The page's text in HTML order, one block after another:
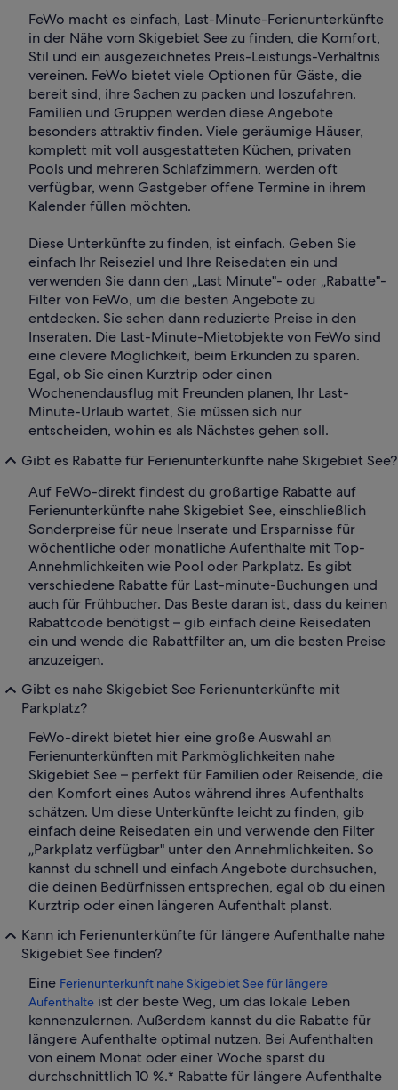
FeWo macht es einfach, Last-Minute-Ferienunterkünfte
in der Nähe vom Skigebiet See zu finden, die Komfort,
Stil und ein ausgezeichnetes Preis-Leistungs-Verhältnis
vereinen. FeWo bietet viele Optionen für Gäste, die
bereit sind, ihre Sachen zu packen und loszufahren.
Familien und Gruppen werden diese Angebote
besonders attraktiv finden. Viele geräumige Häuser,
komplett mit voll ausgestatteten Küchen, privaten
Pools und mehreren Schlafzimmern, werden oft
verfügbar, wenn Gastgeber offene Termine in ihrem
Kalender füllen möchten.
Diese Unterkünfte zu finden, ist einfach. Geben Sie
einfach Ihr Reiseziel und Ihre Reisedaten ein und
verwenden Sie dann den „Last Minute"- oder „Rabatte"-
Filter von FeWo, um die besten Angebote zu
entdecken. Sie sehen dann reduzierte Preise in den
Inseraten. Die Last-Minute-Mietobjekte von FeWo sind
eine clevere Möglichkeit, beim Erkunden zu sparen.
Egal, ob Sie einen Kurztrip oder einen
Wochenendausflug mit Freunden planen, Ihr Last-
Minute-Urlaub wartet, Sie müssen sich nur
entscheiden, wohin es als Nächstes gehen soll.
Gibt es Rabatte für Ferienunterkünfte nahe Skigebiet See?
Auf FeWo-direkt findest du großartige Rabatte auf
Ferienunterkünfte nahe Skigebiet See, einschließlich
Sonderpreise für neue Inserate und Ersparnisse für
wöchentliche oder monatliche Aufenthalte mit Top-
Annehmlichkeiten wie Pool oder Parkplatz. Es gibt
verschiedene Rabatte für Last-minute-Buchungen und
auch für Frühbucher. Das Beste daran ist, dass du keinen
Rabattcode benötigst – gib einfach deine Reisedaten
ein und wende die Rabattfilter an, um die besten Preise
anzuzeigen.
Gibt es nahe Skigebiet See Ferienunterkünfte mit
Parkplatz?
FeWo-direkt bietet hier eine große Auswahl an
Ferienunterkünften mit Parkmöglichkeiten nahe
Skigebiet See – perfekt für Familien oder Reisende, die
den Komfort eines Autos während ihres Aufenthalts
schätzen. Um diese Unterkünfte leicht zu finden, gib
einfach deine Reisedaten ein und verwende den Filter
„Parkplatz verfügbar" unter den Annehmlichkeiten. So
kannst du schnell und einfach Angebote durchsuchen,
die deinen Bedürfnissen entsprechen, egal ob du einen
Kurztrip oder einen längeren Aufenthalt planst.
Kann ich Ferienunterkünfte für längere Aufenthalte nahe
Skigebiet See finden?
Eine Ferienunterkunft nahe Skigebiet See für längere
Aufenthalte ist der beste Weg, um das lokale Leben
kennenzulernen. Außerdem kannst du die Rabatte für
längere Aufenthalte optimal nutzen. Bei Aufenthalten
von einem Monat oder einer Woche sparst du
durchschnittlich 10 %.* Rabatte für längere Aufenthalte